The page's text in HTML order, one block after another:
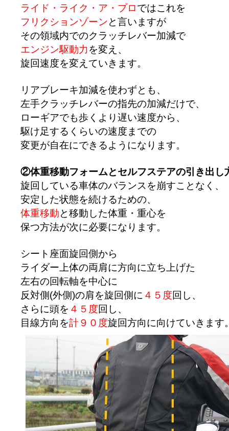
ライド・ライク・ア・プロではこれを
フリクションゾーンと言いますが
その領域内でのクラッチレバー加減で
エンジン駆動力を変え、
旋回速度を変えていきます。
リアブレーキ加減を使わずとも、
左手クラッチレバーの指先の加減だけで、
ローギアでも歩くより遅い速度から、
駆け足するくらいの速度までの
変更が自在にできるようになります。
②体重移動フォームとセルフステアの引き出し
旋回している車体のバランスを崩すことなく、
安定した状態を続けるための、
体重移動と移動した体重・重心を
保つ方法が次に必要になります。
シート座面旋回側から
ライダー上体の両肩に方向に立ち上げた
左右の回転軸を中心に
反対側(外側)の肩を旋回側に ４５度回し、
さらに頭を ４５度回し、
目線方向を計９０度旋回方向に向けていきます